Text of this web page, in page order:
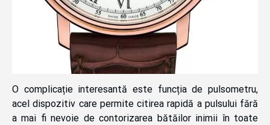
O complicație interesantă este funcția de pulsometru,
acel dispozitiv care permite citirea rapidă a pulsului fără
a mai fi nevoie de contorizarea bătăilor inimii în toate